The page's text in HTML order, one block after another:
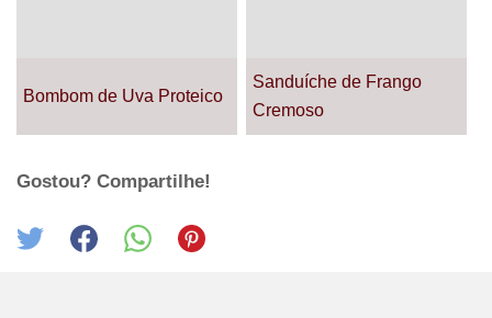
Bombom de Uva Proteico
Sanduíche de Frango
Cremoso
Gostou? Compartilhe!